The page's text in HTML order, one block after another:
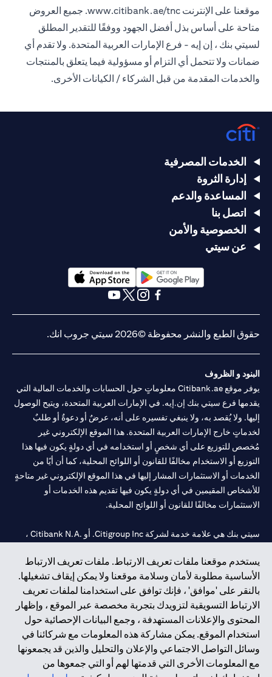
موقعنا على الإنترنت www.citibank.ae/tnc. جميع العروض
متاحة على أساس بذل أفضل الجهود ووفقًا للتقدير المطلق
لسيتي بنك ، إن إيه - فرع الإمارات العربية المتحدة. ولا تقدم أي
ضمانات ولا تتحمل أي التزام أو مسؤولية فيما يتعلق بالمنتجات
والخدمات المقدمة من قبل الشركاء / الكيانات الأخرى.
يستخدم موقعنا ملفات تعريف الارتباط. ملفات تعريف الارتباط
الأساسية مطلوبة لأمان وسلامة موقعنا ولا يمكن إيقاف تشغيلها.
بالنقر على 'موافق' ، فإنك توافق على استخدامنا لملفات تعريف
الارتباط التسويقية لتزويدك بتجربة مخصصة عبر الموقع ، وإظهار
المحتوى والإعلانات المستهدفة ، وجمع البيانات الإحصائية حول
استخدام الموقع. يمكن مشاركة هذه المعلومات مع شركائنا في
وسائل التواصل الاجتماعي والإعلان والتحليل والذين قد يجمعونها
مع المعلومات الأخرى التي قدمتها لهم أو التي جمعوها من
الخدمات المصرفية
إدارة الثروة
المساعدة والدعم
اتصل بنا
الخصوصية والأمن
عن سيتي
opens in a new tab
opens in a new tab
حقوق الطبع والنشر محفوظة ©2026 سيتي جروب انك.
البنود و الظروف
يوفر موقع Citibank.ae معلوماتٍ حول الحسابات والخدمات المالية التي
يقدمها فرع سيتي بنك إن.إيه. في الإمارات العربية المتحدة، ويتيح الوصول
إليها. ولا يُقصد به، ولا ينبغي تفسيره على أنه، عرضٌ أو دعوةٌ أو طلبٌ
لخدماتٍ خارج الإمارات العربية المتحدة. هذا الموقع الإلكتروني غير
مُخصص للتوزيع على أي شخصٍ أو استخدامه في أي دولةٍ يكون فيها هذا
التوزيع أو الاستخدام مخالفًا للقانون أو اللوائح المحلية، كما أن أيًا من
الخدمات أو الاستثمارات المشار إليها في هذا الموقع الإلكتروني غير متاحةٍ
للأشخاص المقيمين في أي دولةٍ يكون فيها تقديم هذه الخدمات أو
الاستثمارات مخالفًا للقانون أو اللوائح المحلية.
سيتي بنك هي علامة خدمة لشركة Citigroup Inc. أو .Citibank N.A ،
سيتي بنك إن. إيه. الإمارات مسجل لدى مصرف الإمارات المركزي تحت
أرقام التراخيص 202563 لفرع الوصل في دبي، 531989 لفرع مول
الإمارات في دبي، و CN-1002019 لفرع أبوظبي. هاتف: 4000 311 04.
فرع سيتي بنك إن إيه - الإمارات العربية المتحدة مرخص من مصرف
الإمارات العربية المتحدة المركزي كفرع لبنك أجنبي.
سيتي بنك إن إيه الإمارات العربية المتحدة مرخص من هيئة الأوراق المالية
والسلع في الإمارات العربية المتحدة ("SCA") للقيام بالنشاط المالي لـ أ)